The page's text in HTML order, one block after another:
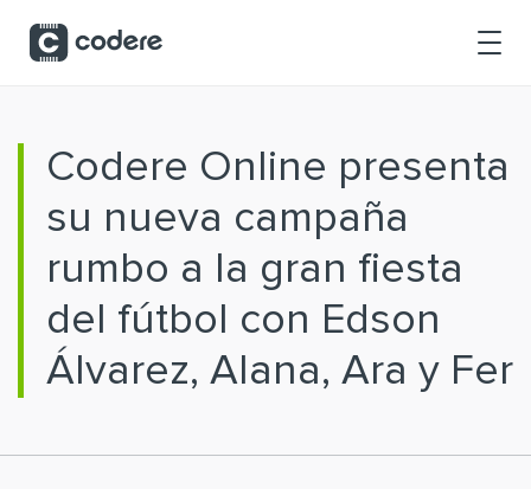
Codere Online presenta
su nueva campaña
rumbo a la gran fiesta
del fútbol con Edson
Álvarez, Alana, Ara y Fer